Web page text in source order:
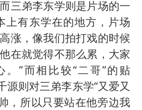
三弟李东学则是片场的一
上有东学在的地方，片场
涨，像我们拍打戏的时候
在就觉得不那么累，大家
。”而相比较“二哥”的贴
源则对三弟李东学“又爱又
，所以只要站在他旁边我